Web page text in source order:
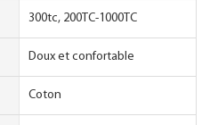
300tc, 200TC-1000TC
Doux et confortable
Coton